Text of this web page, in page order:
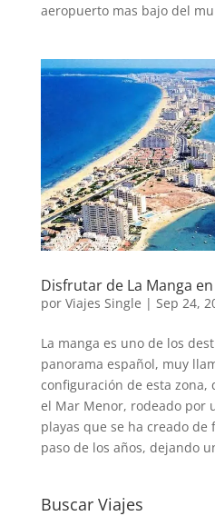
aeropuerto mas bajo del
Disfrutar de La Manga
por Viajes Single | Sep 24,
La manga es uno de los
panorama español, muy
configuración de esta zona,
el Mar Menor, rodeado por
playas que se ha creado
paso de los años, dejando
Buscar Viajes